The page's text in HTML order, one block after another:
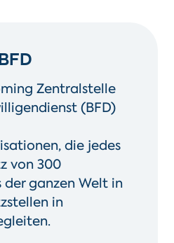
Zentralstelle
(BFD)
die jedes
von 300
ganzen Welt in
in